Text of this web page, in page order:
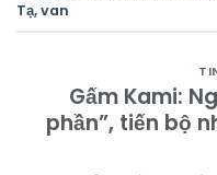
Tạ,van
Gấm Kami:
phần”, tiến bộ